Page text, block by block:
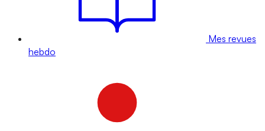
Mes revues
hebdo